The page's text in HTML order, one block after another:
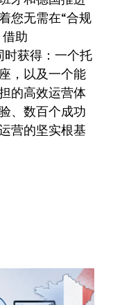
您无需在“合规
助
时获得：一个托
，以及一个能
的高效运营体
、数百个成功
营的坚实根基